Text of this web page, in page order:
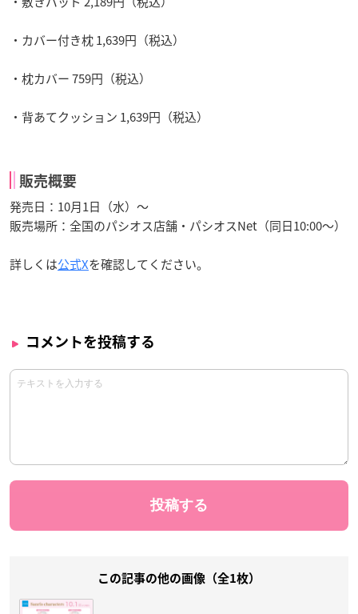
・カバー付き枕 1,639円（税込）
・枕カバー 759円（税込）
・背あてクッション 1,639円（税込）
販売概要
発売日：10月1日（水）〜
販売場所：全国のパシオス店舗・パシオスNet（同日10:00〜）
詳しくは公式Xを確認してください。
コメントを投稿する
この記事の他の画像（全1枚）